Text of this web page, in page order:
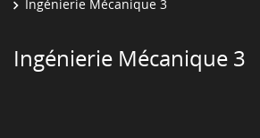
Ingénierie Mécanique 3
Ingénierie Mécanique 3